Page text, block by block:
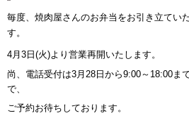
毎度、焼肉屋さんのお弁当をお引き立てい
す。
4月3日(火)より営業再開いたします。
尚、電話受付は3月28日から9:00～18:00ま
で、
ご予約お待ちしております。